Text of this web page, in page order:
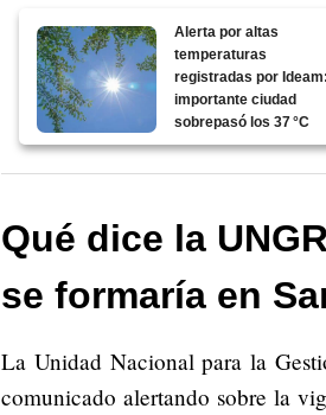
Alerta por altas
temperaturas
registradas por Ideam:
importante ciudad
sobrepasó los 37 °C
Qué dice la
se formaría en
La Unidad Nacional para la
comunicado alertando sobre la